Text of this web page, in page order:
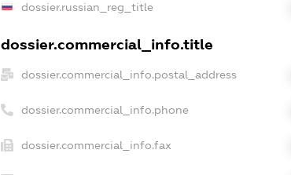
dossier.russian_reg_title
dossier.commercial_info.title
dossier.commercial_info.postal_address
dossier.commercial_info.phone
dossier.commercial_info.fax